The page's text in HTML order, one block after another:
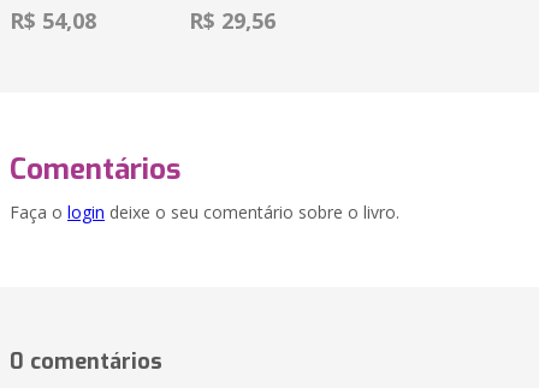
R$ 54,08 R$ 29,56
Comentários
Faça o login deixe o seu comentário sobre o livro.
0 comentários